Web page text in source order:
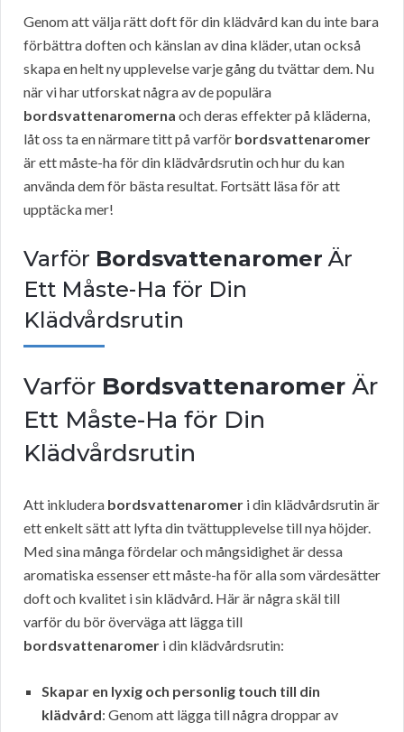
Genom att välja rätt doft för din klädvård kan du inte bara
förbättra doften och känslan av dina kläder, utan också
skapa en helt ny upplevelse varje gång du tvättar dem. Nu
när vi har utforskat några av de populära
bordsvattenaromerna och deras effekter på kläderna,
låt oss ta en närmare titt på varför bordsvattenaromer
är ett måste-ha för din klädvårdsrutin och hur du kan
använda dem för bästa resultat. Fortsätt läsa för att
upptäcka mer!
Varför Bordsvattenaromer Är
Ett Måste-Ha för Din
Klädvårdsrutin
Varför Bordsvattenaromer Är
Ett Måste-Ha för Din
Klädvårdsrutin
Att inkludera bordsvattenaromer i din klädvårdsrutin är
ett enkelt sätt att lyfta din tvättupplevelse till nya höjder.
Med sina många fördelar och mångsidighet är dessa
aromatiska essenser ett måste-ha för alla som värdesätter
doft och kvalitet i sin klädvård. Här är några skäl till
varför du bör överväga att lägga till
bordsvattenaromer i din klädvårdsrutin:
Skapar en lyxig och personlig touch till din
klädvård: Genom att lägga till några droppar av